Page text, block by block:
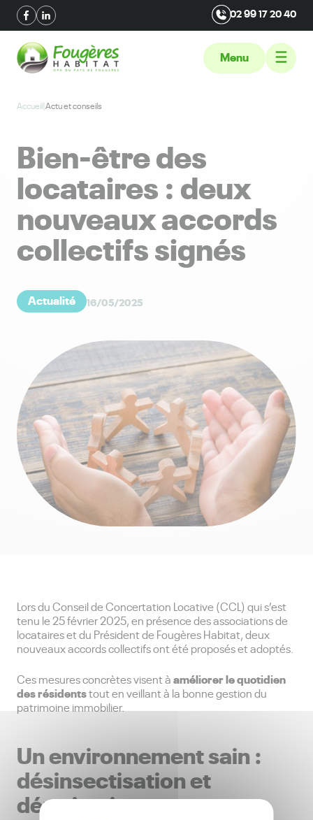
02 99 17 20 40
Menu
Accueil|Actu et conseils
Bien-être des
locataires : deux
nouveaux accords
collectifs signés
Actualité 16/05/2025
Lors du Conseil de Concertation Locative (CCL) qui s’est
tenu le 25 février 2025, en présence des associations de
locataires et du Président de Fougères Habitat, deux
nouveaux accords collectifs ont été proposés et adoptés.
Ces mesures concrètes visent àaméliorer le quotidien
des résidentstout en veillant à la bonne gestion du
patrimoine immobilier.
Un environnement sain :
désinsectisation et
dératisation